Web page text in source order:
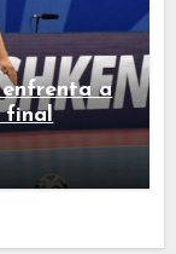
a
final